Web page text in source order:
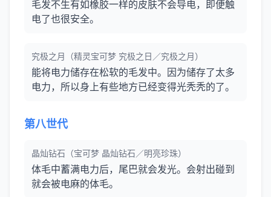
毛发不生有如橡胶一样的皮肤不会导电，即便触
电了也很安全。
究极之月（精灵宝可梦 究极之日／究极之月）
能将电力储存在松软的毛发中。因为储存了太多
电力，所以身上有些地方已经变得光秃秃的了。
第八世代
晶灿钻石（宝可梦 晶灿钻石／明亮珍珠）
体毛中蓄满电力后，尾巴就会发光。会射出碰到
就会被电麻的体毛。